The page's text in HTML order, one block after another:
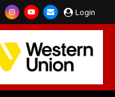
Login